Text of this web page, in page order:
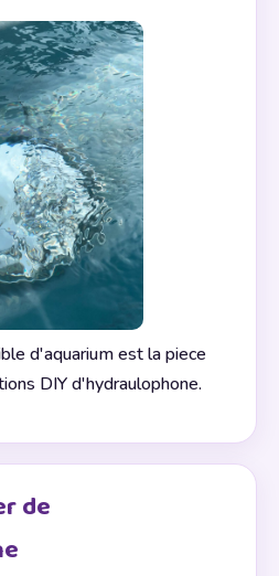
d'aquarium est la piece
DIY d'hydraulophone.
de